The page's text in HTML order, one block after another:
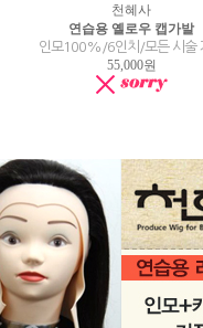
천혜사
연습용 옐로우 캡가발
인모100%/6인치/모든 시술
55,000원